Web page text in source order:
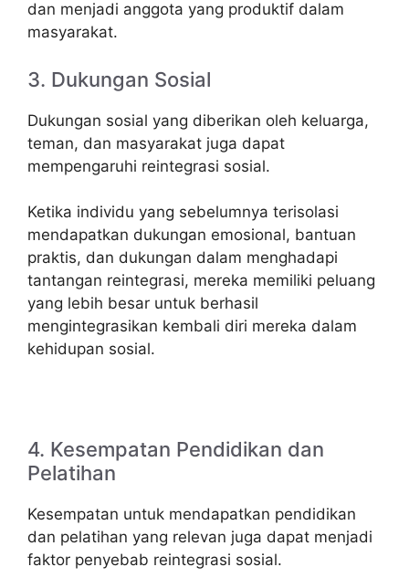
dan menjadi anggota yang produktif dalam
masyarakat.
3. Dukungan Sosial
Dukungan sosial yang diberikan oleh keluarga,
teman, dan masyarakat juga dapat
mempengaruhi reintegrasi sosial.
Ketika individu yang sebelumnya terisolasi
mendapatkan dukungan emosional, bantuan
praktis, dan dukungan dalam menghadapi
tantangan reintegrasi, mereka memiliki peluang
yang lebih besar untuk berhasil
mengintegrasikan kembali diri mereka dalam
kehidupan sosial.
4. Kesempatan Pendidikan dan
Pelatihan
Kesempatan untuk mendapatkan pendidikan
dan pelatihan yang relevan juga dapat menjadi
faktor penyebab reintegrasi sosial.